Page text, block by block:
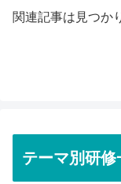
関連記事は見つか
テーマ別研修